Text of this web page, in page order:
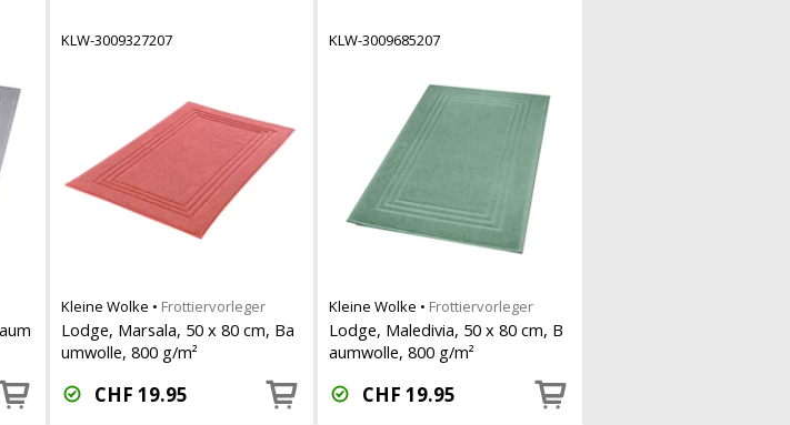
KLW-3009327207
Kleine Wolke • Frottiervorleger
Lodge, Marsala, 50 x 80 cm, Ba
umwolle, 800 g/m²
CHF 19.95
KLW-3009685207
Kleine Wolke • Frottiervorleger
Lodge, Maledivia, 50 x 80 cm, B
aumwolle, 800 g/m²
CHF 19.95